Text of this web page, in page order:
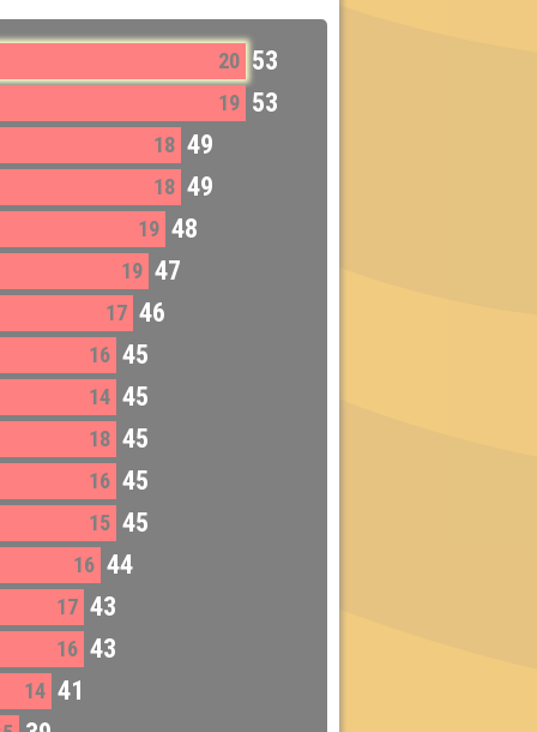
20 53
19 53
18 49
18 49
19 48
19 47
17 46
16 45
14 45
18 45
16 45
15 45
16 44
17 43
16 43
14 41